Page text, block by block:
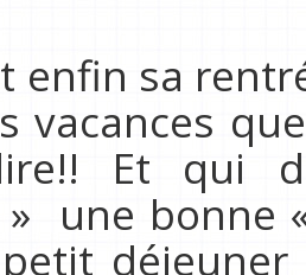
enfin sa
vacances
Et qui
une bonne